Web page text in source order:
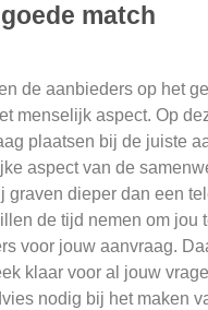
match
de aanbieders op het
menselijk aspect. Op
plaatsen bij de juiste
aspect van de
graven dieper dan een
de tijd nemen om jou
voor jouw aanvraag.
klaar voor al jouw
nodig bij het maken